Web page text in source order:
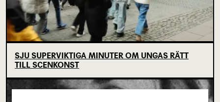
SJU SUPERVIKTIGA MINUTER OM UNGAS RÄTT
TILL SCENKONST